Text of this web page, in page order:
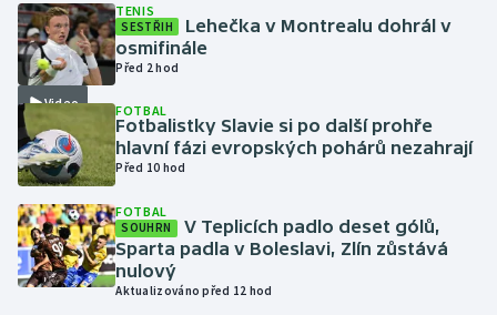
Lezení
Lyže a snowboard
Moderní pětiboj
Motorsport
Olympijské hry
Parasport
Video
TENIS
SESTŘIH
Lehečka v Montrealu dohrál v
osmifinále
Před 2 hod
FOTBAL
Fotbalistky Slavie si po další prohře
hlavní fázi evropských pohárů nezahrají
Před 10 hod
FOTBAL
SOUHRN
V Teplicích padlo deset gólů,
Sparta padla v Boleslavi, Zlín zůstává
nulový
Aktualizováno před 12 hod